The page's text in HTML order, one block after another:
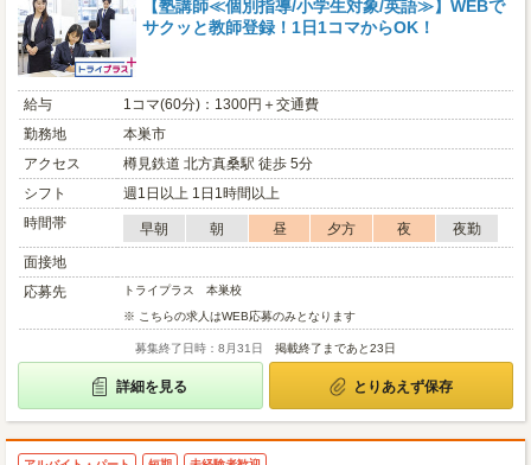
【塾講師≪個別指導/小学生対象/英語≫】WEBで
サクッと教師登録！1日1コマからOK！
給与
1コマ(60分)：1300円＋交通費
勤務地
本巣市
アクセス
樽見鉄道 北方真桑駅 徒歩 5分
シフト
週1日以上 1日1時間以上
時間帯
早朝 朝 昼 夕方 夜
夜勤
面接地
応募先
トライプラス 本巣校
※ こちらの求人はWEB応募のみとなります
募集終了日時：8月31日 掲載終了まであと23日
詳細を見る とりあえず保存